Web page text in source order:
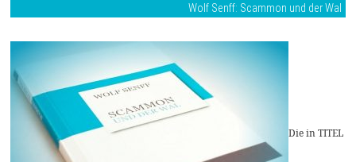
Wolf Senff: Scammon und der Wal
Die in TITEL